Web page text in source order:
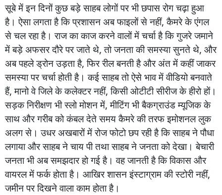
सूबेमेंइनदिनोंकुछबड़ेसाहबलोगोंपरभीछपासरोगचढ़ाहुआ
है। ऐसालगताहैकिप्रशासनअबफाइलोंसेनहीं,कैमरेकेएंगल
सेचलरहाहै। राजकाकाजकरनेवालोंमेंचर्चाहैकिगुजरेजमाने
मेंबड़ेअफसरदौरेपरजाते थे,तोजनताकीसमस्यासुनते थे, और
अबपहलेड्रोनउड़ताहै,फिररीलबनतीहैऔरअंतमेंकहींजाकर
समस्यापरचर्चाहोतीहै। कईसाहबतोऐसेभावमेंवीडियोबनवाते
हैं,मानोवेजिलेकेकलेक्टरनहीं,किसीओटीटीसीरीजकेहीरोहों।
सड़कनिरीक्षणभीस्लोमोशनमें,मीटिंगभीबैकग्राउंडम्यूजिकके
साथऔरगरीबकोकंबलदेतेसमयकैमरेकीतरफइमोशनललुक
अलगसे। उधरअखबारोंमेंरोजफोटोछपरहीहैकिसाहबनेपौधा
लगायाऔरसाहबनेचायपीतथासाहबनेजनताकोदेखा। बेचारी
जनताभीअबसमझदारहोगईहै। वहजानतीहैकिविकासऔर
वायरलमेंफर्कहोताहै। आखिरशासनइंस्टाग्रामकीस्टोरीनहीं,
जमीनपरदिखनेवालाकामहोताहै।